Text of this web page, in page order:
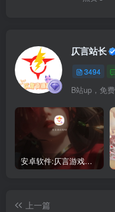
仄言站长
3494
安卓软件:仄言游戏库4.0APP全新上架了！没有下的赶紧下载呀！
上一篇